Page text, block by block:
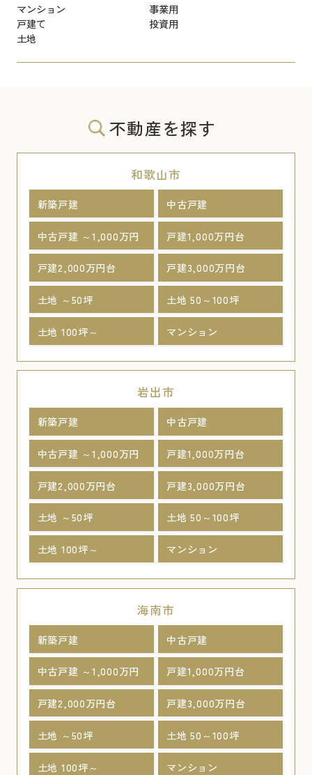
マンション
事業用
戸建て
投資用
土地
不動産を探す
和歌山市
新築戸建 中古戸建
中古戸建 ～1,000万円 戸建1,000万円台
戸建2,000万円台 戸建3,000万円台
土地 ～50坪 土地 50～100坪
土地 100坪～ マンション
岩出市
新築戸建 中古戸建
中古戸建 ～1,000万円 戸建1,000万円台
戸建2,000万円台 戸建3,000万円台
土地 ～50坪 土地 50～100坪
土地 100坪～ マンション
海南市
新築戸建 中古戸建
中古戸建 ～1,000万円 戸建1,000万円台
戸建2,000万円台 戸建3,000万円台
土地 ～50坪 土地 50～100坪
土地 100坪～ マンション